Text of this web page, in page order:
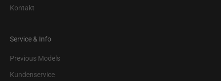
Kontakt
Service & Info
Previous Models
Kundenservice